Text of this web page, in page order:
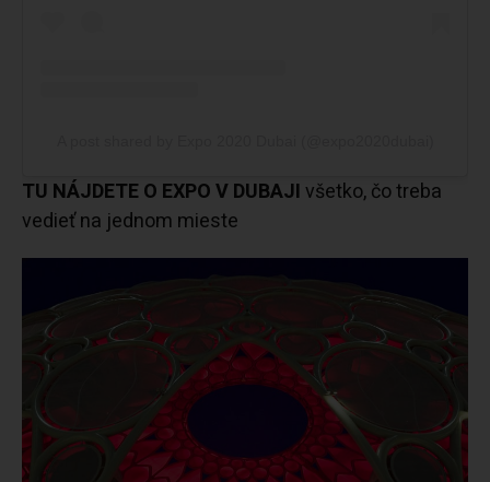
TU NÁJDETE O EXPO V DUBAJIvšetko, čo treba
vedieť na jednom mieste